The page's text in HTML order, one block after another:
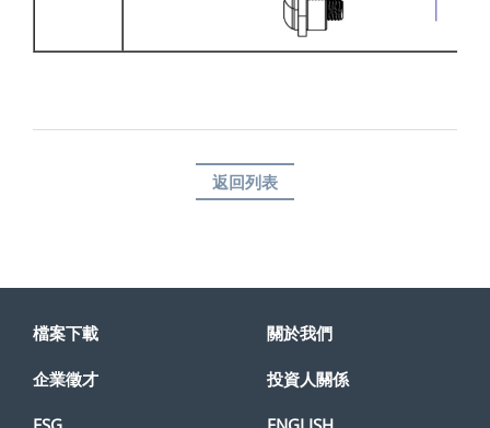
返回列表
檔案下載 關於我們
企業徵才 投資人關係